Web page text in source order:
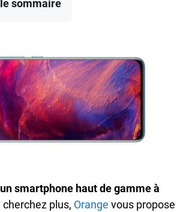
le sommaire
smartphone haut de gamme à
cherchez plus, Orange vous propose